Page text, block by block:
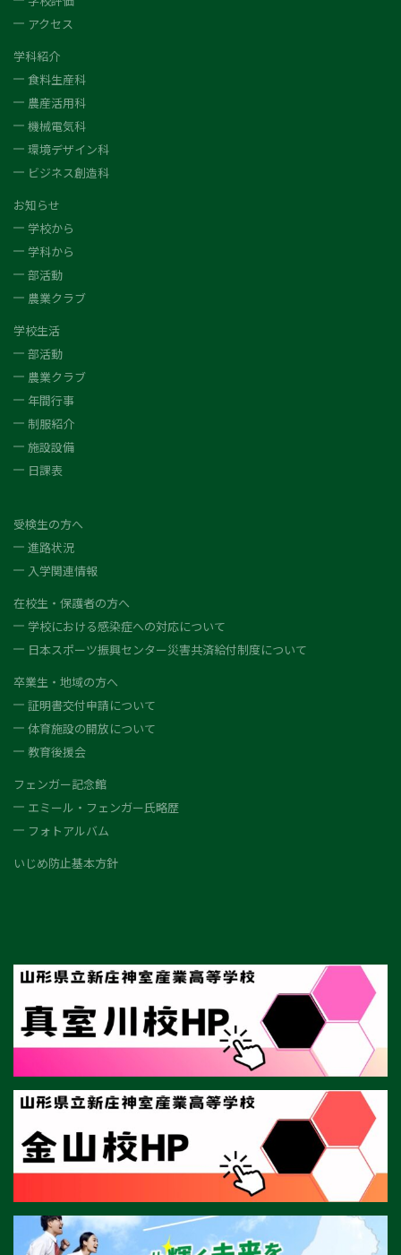
アクセス
学科紹介
食料生産科
農産活用科
機械電気科
環境デザイン科
ビジネス創造科
お知らせ
学校から
学科から
部活動
農業クラブ
学校生活
部活動
農業クラブ
年間行事
制服紹介
施設設備
日課表
受検生の方へ
進路状況
入学関連情報
在校生・保護者の方へ
学校における感染症への対応について
日本スポーツ振興センター災害共済給付制度について
卒業生・地域の方へ
証明書交付申請について
体育施設の開放について
教育後援会
フェンガー記念館
エミール・フェンガー氏略歴
フォトアルバム
いじめ防止基本方針